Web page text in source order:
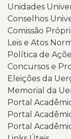
Unidades
Conselhos
Comissão
Leis e Atos
Política de
Concursos e
Eleições da
Memorial da
Portal
Portal
Portal